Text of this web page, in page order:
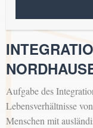
Aufgabe des
Lebensverhältnisse
Menschen mit